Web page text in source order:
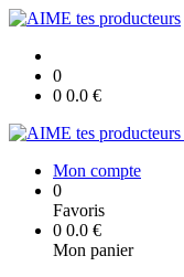
0
0 0.0 €
Mon compte
0
Favoris
0 0.0 €
Mon panier